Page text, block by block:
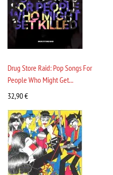
Drug Store Raid: Pop Songs For
People Who Might Get...
32,90€